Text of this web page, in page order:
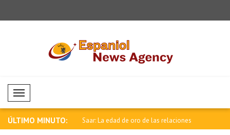
Mobil Menü
ÚLTIMO MINUTO:
en los mercados de Saar: La edad de oro de las relaciones